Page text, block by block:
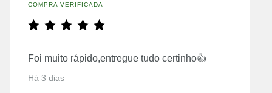
COMPRA VERIFICADA
Foi muito rápido,entregue tudo certinho👍
Há 3 dias